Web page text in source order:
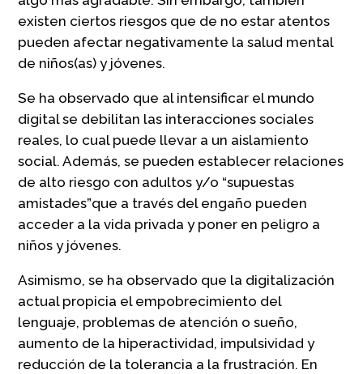
existen ciertos riesgos que de no estar atentos
pueden afectar negativamente la salud mental
de niños(as) y jóvenes.
Se ha observado que al intensificar el mundo
digital se debilitan las interacciones sociales
reales, lo cual puede llevar a un aislamiento
social. Además, se pueden establecer relaciones
de alto riesgo con adultos y/o “supuestas
amistades”que a través del engaño pueden
acceder a la vida privada y poner en peligro a
niños y jóvenes.
Asimismo, se ha observado que la digitalización
actual propicia el empobrecimiento del
lenguaje, problemas de atención o sueño,
aumento de la hiperactividad, impulsividad y
reducción de la tolerancia a la frustración. En